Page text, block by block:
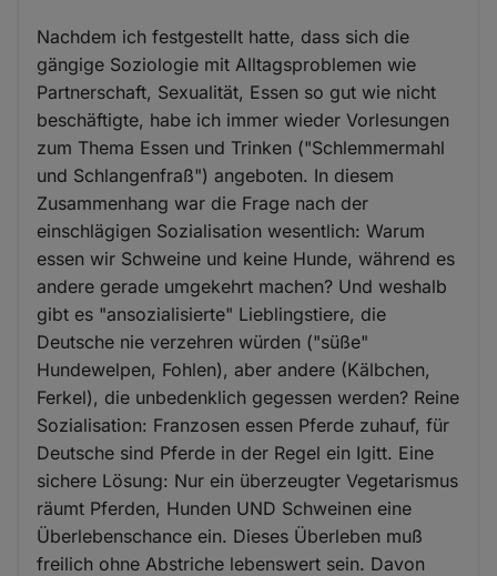
Nachdem ich festgestellt hatte, dass sich die
gängige Soziologie mit Alltagsproblemen wie
Partnerschaft, Sexualität, Essen so gut wie nicht
beschäftigte, habe ich immer wieder Vorlesungen
zum Thema Essen und Trinken ("Schlemmermahl
und Schlangenfraß") angeboten. In diesem
Zusammenhang war die Frage nach der
einschlägigen Sozialisation wesentlich: Warum
essen wir Schweine und keine Hunde, während es
andere gerade umgekehrt machen? Und weshalb
gibt es "ansozialisierte" Lieblingstiere, die
Deutsche nie verzehren würden ("süße"
Hundewelpen, Fohlen), aber andere (Kälbchen,
Ferkel), die unbedenklich gegessen werden? Reine
Sozialisation: Franzosen essen Pferde zuhauf, für
Deutsche sind Pferde in der Regel ein Igitt. Eine
sichere Lösung: Nur ein überzeugter Vegetarismus
räumt Pferden, Hunden UND Schweinen eine
Überlebenschance ein. Dieses Überleben muß
freilich ohne Abstriche lebenswert sein. Davon